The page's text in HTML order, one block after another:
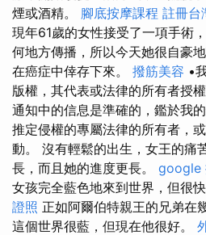
煙或酒精。 腳底按摩課程 註冊台
現年61歲的女性接受了一項手術
何地方傳播，所以今天她很自豪
在癌症中倖存下來。 撥筋美容 •
版權，其代表或法律的所有者授權
通知中的信息是準確的，鑑於我
推定侵權的專屬法律的所有者，
動。 沒有輕鬆的出生，女王的痛
長，而且她的進度更長。 google
女孩完全藍色地來到世界，但很
證照 正如阿爾伯特親王的兄弟在
這個世界很藍，但現在他很好。